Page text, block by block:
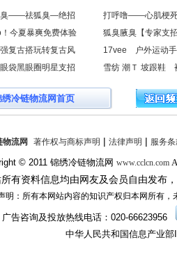
——祛狐臭—绝招
打呼噜——心肌梗
今夏暴爽免费体验
狐臭腋臭【专家支
复古搭玩转复古风
17vee 户外运动
袋黑眼圈明星支招 雪纺 潮Ｔ 坡跟鞋
绣冷链物流网首页
物流网 著作权与商标声明 | 法律声明 | 服务条
© 2011 锦绣冷链物流网 www.cclcn.com
有资料信息均由网友及会员自由发布
明：所有本网站内容的知识产权归本网所有
广告咨询及投放热线电话： 020-66623956
中华人民共和国信息产业